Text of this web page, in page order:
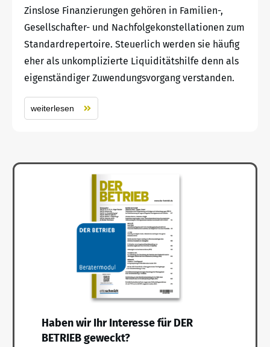
Zinslose Finanzierungen gehören in Familien-,
Gesellschafter- und Nachfolgekonstellationen zum
Standardrepertoire. Steuerlich werden sie häufig
eher als unkomplizierte Liquiditätshilfe denn als
eigenständiger Zuwendungsvorgang verstanden.
weiterlesen
Haben wir Ihr Interesse für DER
BETRIEB geweckt?